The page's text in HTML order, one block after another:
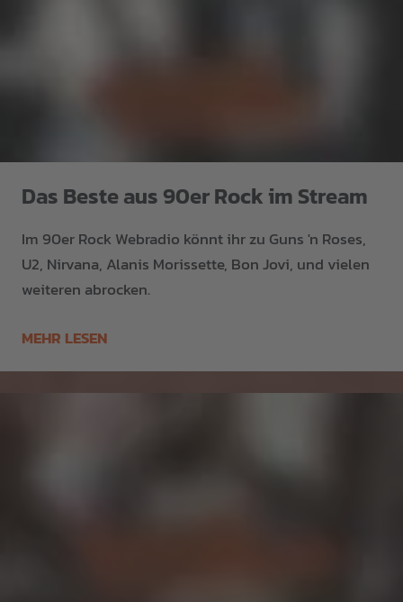
Das Beste aus 90er Rock im Stream
Im 90er Rock Webradio könnt ihr zu Guns 'n Roses,
U2, Nirvana, Alanis Morissette, Bon Jovi, und vielen
weiteren abrocken.
MEHR LESEN